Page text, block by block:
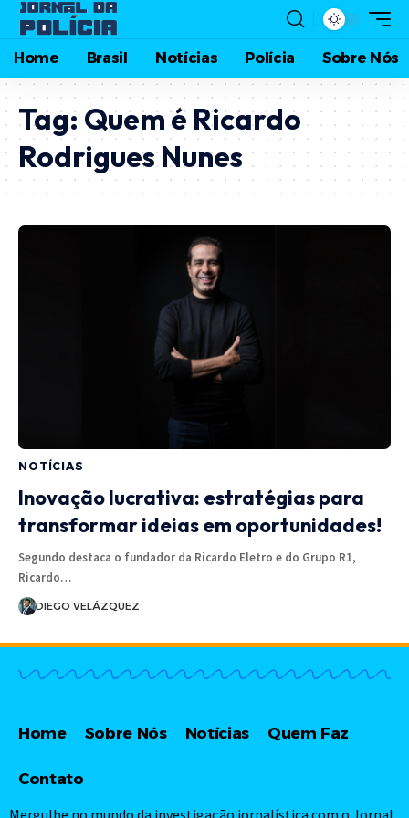
Home Brasil Notícias Polícia Sobre Nós
Tag: Quem é Ricardo
Rodrigues Nunes
NOTÍCIAS
Inovação lucrativa: estratégias para
transformar ideias em oportunidades!
Segundo destaca o fundador da Ricardo Eletro e do Grupo R1,
Ricardo…
DIEGO VELÁZQUEZ
Home Sobre Nós Notícias Quem Faz
Contato
Mergulhe no mundo da investigação jornalística com o Jornal